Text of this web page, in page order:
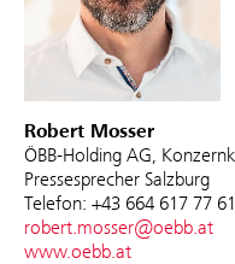
Robert Mosser
ÖBB-Holding AG,
Pressesprecher Salzburg
Telefon: +43 664 617 77 61
robert.mosser@oebb.at
www.oebb.at